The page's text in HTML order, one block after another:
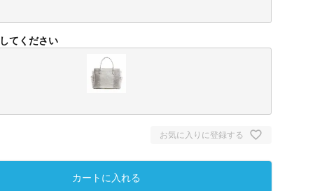
てください
お気に入りに登録する
カートに入れる